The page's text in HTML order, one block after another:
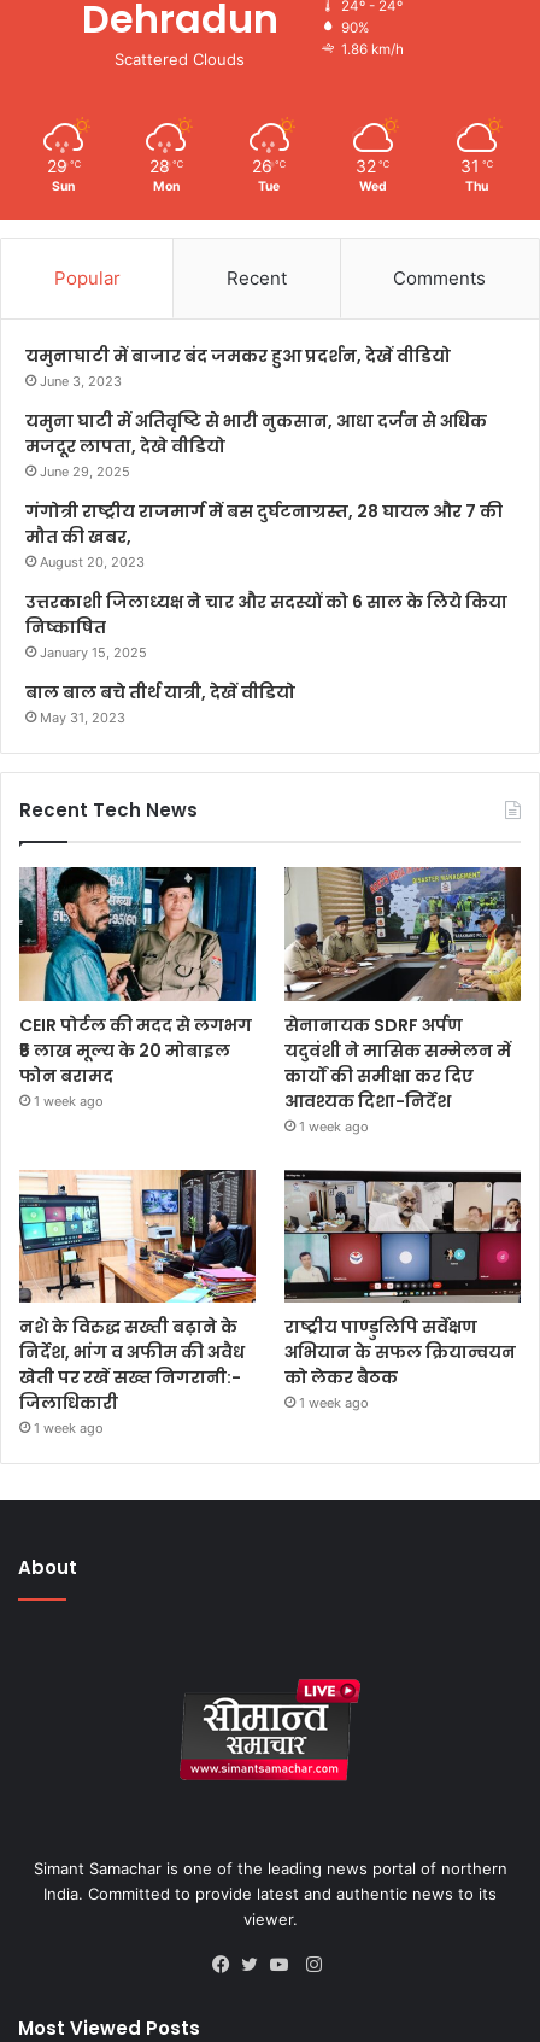
Dehradun
Scattered Clouds
24º - 24º
90%
1.86 km/h
29 ℃
Sun
28 ℃
Mon
26 ℃
Tue
32 ℃
Wed
31 ℃
Thu
Popular Recent Comments
यमुनाघाटी में बाजार बंद जमकर हुआ प्रदर्शन, देखें वीडियो
June 3, 2023
यमुना घाटी में अतिवृष्टि से भारी नुकसान, आधा दर्जन से अधिक
मजदूर लापता, देखे वीडियो
June 29, 2025
गंगोत्री राष्ट्रीय राजमार्ग में बस दुर्घटनाग्रस्त, 28 घायल और 7 की
मौत की खबर,
August 20, 2023
उत्तरकाशी जिलाध्यक्ष ने चार और सदस्यों को 6 साल के लिये किया
निष्काषित
January 15, 2025
बाल बाल बचे तीर्थ यात्री, देखें वीडियो
May 31, 2023
Recent Tech News
CEIR पोर्टल की मदद से लगभग
₹5 लाख मूल्य के 20 मोबाइल
फोन बरामद
1 week ago
सेनानायक SDRF अर्पण
यदुवंशी ने मासिक सम्मेलन में
कार्यों की समीक्षा कर दिए
आवश्यक दिशा-निर्देश
1 week ago
नशे के विरुद्ध सख्ती बढ़ाने के
निर्देश, भांग व अफीम की अवैध
खेती पर रखें सख्त निगरानी:-
जिलाधिकारी
1 week ago
राष्ट्रीय पाण्डुलिपि सर्वेक्षण
अभियान के सफल क्रियान्वयन
को लेकर बैठक
1 week ago
About
Simant Samachar is one of the leading news portal of northern
India. Committed to provide latest and authentic news to its
viewer.
Instagram
Most Viewed Posts